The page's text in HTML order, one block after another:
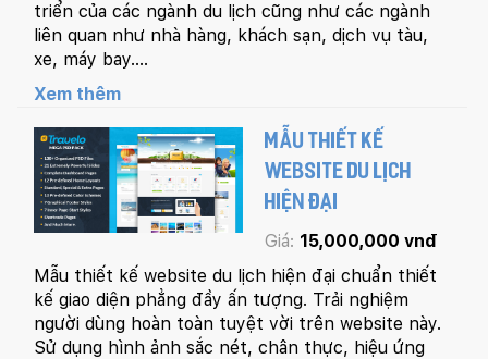
triển của các ngành du lịch cũng như các ngành
liên quan như nhà hàng, khách sạn, dịch vụ tàu,
xe, máy bay....
Xem thêm
MẪU THIẾT KẾ
WEBSITE DU LỊCH
HIỆN ĐẠI
Giá: 15,000,000 vnđ
Mẫu thiết kế website du lịch hiện đại chuẩn thiết
kế giao diện phẳng đầy ấn tượng. Trải nghiệm
người dùng hoàn toàn tuyệt vời trên website này.
Sử dụng hình ảnh sắc nét, chân thực, hiệu ứng